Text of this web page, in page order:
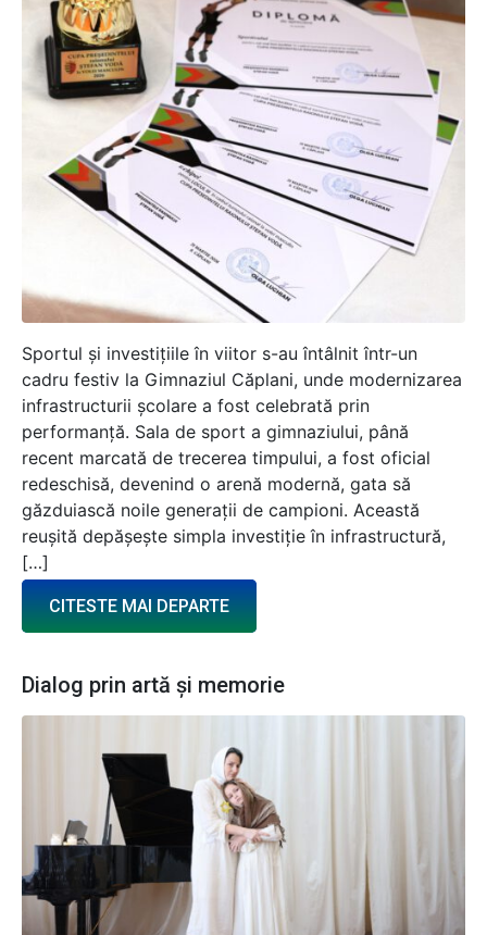
Sportul și investițiile în viitor s-au întâlnit într-un
cadru festiv la Gimnaziul Căplani, unde modernizarea
infrastructurii școlare a fost celebrată prin
performanță. Sala de sport a gimnaziului, până
recent marcată de trecerea timpului, a fost oficial
redeschisă, devenind o arenă modernă, gata să
găzduiască noile generații de campioni. Această
reușită depășește simpla investiție în infrastructură,
[…]
CITESTE MAI DEPARTE
Dialog prin artă și memorie